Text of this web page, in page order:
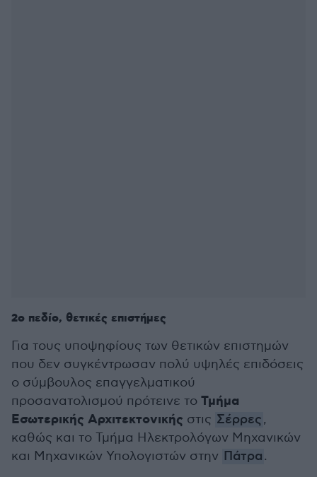
2ο πεδίο, θετικές επιστήμες
Για τους υποψηφίους των θετικών επιστημών
που δεν συγκέντρωσαν πολύ υψηλές επιδόσεις
ο σύμβουλος επαγγελματικού
προσανατολισμού πρότεινε το Τμήμα
Εσωτερικής Αρχιτεκτονικής στις Σέρρες,
καθώς και το Τμήμα Ηλεκτρολόγων Μηχανικών
και Μηχανικών Υπολογιστών στην Πάτρα.